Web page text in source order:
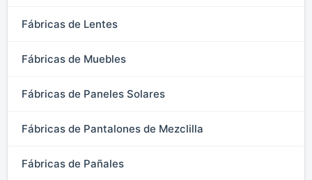
Fábricas de Lentes
Fábricas de Muebles
Fábricas de Paneles Solares
Fábricas de Pantalones de Mezclilla
Fábricas de Pañales